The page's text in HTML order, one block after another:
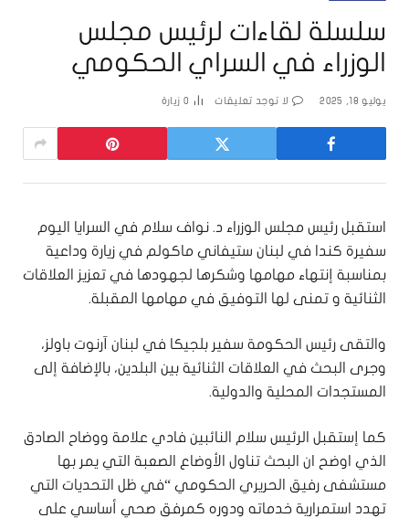
سلسلة لقاءات لرئيس مجلس
الوزراء في السراي الحكومي
يوليو 18, 2025 لا توجد تعليقات 0 زيارة
استقبل رئيس مجلس الوزراء د. نواف سلام في السرايا اليوم
سفيرة كندا في لبنان ستيفاني ماكولم في زيارة وداعية
بمناسبة إنتهاء مهامها وشكرها لجهودها في تعزيز العلاقات
الثنائية و تمنى لها التوفيق في مهامها المقبلة.
والتقى رئيس الحكومة سفير بلجيكا في لبنان آرنوت باولز،
وجرى البحث في العلاقات الثنائية بين البلدين، بالإضافة إلى
المستجدات المحلية والدولية.
كما إستقبل الرئيس سلام النائبين فادي علامة ووضاح الصادق
الذي اوضح ان البحث تناول الأوضاع الصعبة التي يمر بها
مستشفى رفيق الحريري الحكومي “في ظل التحديات التي
تهدد استمرارية خدماته ودوره كمرفق صحي أساسي على